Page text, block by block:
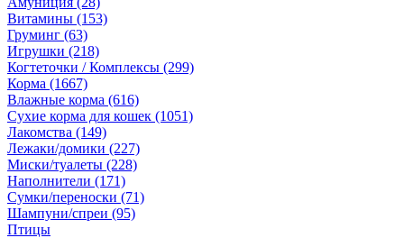
Витамины (153)
Груминг (63)
Игрушки (218)
Когтеточки / Комплексы (299)
Корма (1667)
Влажные корма (616)
Сухие корма для кошек (1051)
Лакомства (149)
Лежаки/домики (227)
Миски/туалеты (228)
Наполнители (171)
Сумки/переноски (71)
Шампуни/спреи (95)
Птицы